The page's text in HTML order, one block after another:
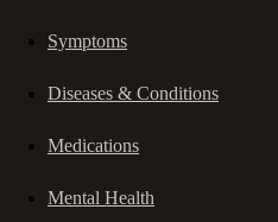
Symptoms
Diseases & Conditions
Medications
Mental Health